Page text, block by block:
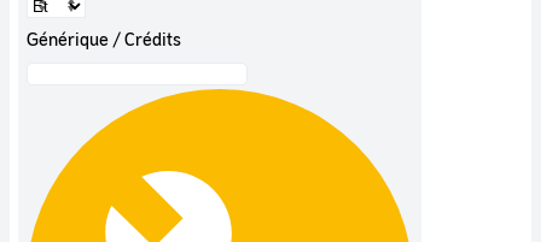
Générique / Crédits